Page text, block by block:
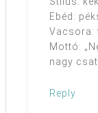
Ebéd:
Vacsora:
Mottó:
nagy
Reply